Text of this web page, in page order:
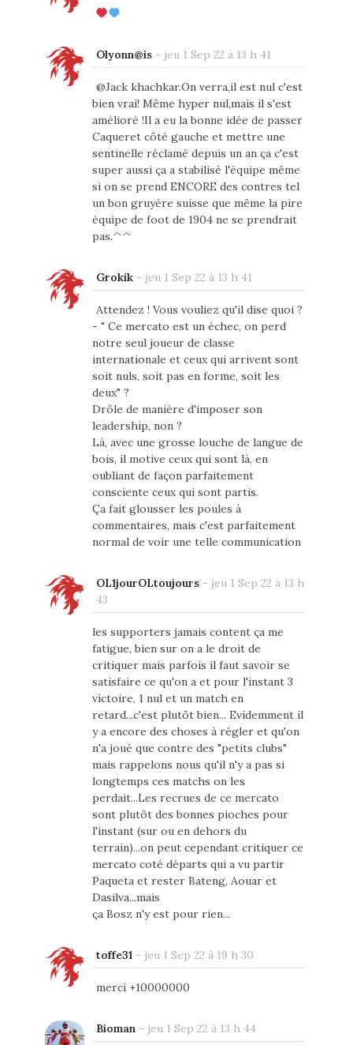
Olyonn@is- jeu 1 Sep 22 à 13 h 41
@Jack khachkar.On verra,il est nul c'est
bien vrai! Même hyper nul,mais il s'est
amélioré !Il a eu la bonne idée de passer
Caqueret côté gauche et mettre une
sentinelle réclamé depuis un an ça c'est
super aussi ça a stabilisé l'équipe même
si on se prend ENCORE des contres tel
un bon gruyère suisse que même la pire
équipe de foot de 1904 ne se prendrait
pas.^^
Grokik- jeu 1 Sep 22 à 13 h 41
Attendez ! Vous vouliez qu'il dise quoi ?
- " Ce mercato est un échec, on perd
notre seul joueur de classe
internationale et ceux qui arrivent sont
soit nuls, soit pas en forme, soit les
deux" ?
Drôle de manière d'imposer son
leadership, non ?
Là, avec une grosse louche de langue de
bois, il motive ceux qui sont là, en
oubliant de façon parfaitement
consciente ceux qui sont partis.
Ça fait glousser les poules à
commentaires, mais c'est parfaitement
normal de voir une telle communication
OL1jourOLtoujours- jeu 1 Sep 22 à 13 h
43
les supporters jamais content ça me
fatigue, bien sur on a le droit de
critiquer mais parfois il faut savoir se
satisfaire ce qu'on a et pour l'instant 3
victoire, 1 nul et un match en
retard...c'est plutôt bien... Evidemment il
y a encore des choses à régler et qu'on
n'a joué que contre des "petits clubs"
mais rappelons nous qu'il n'y a pas si
longtemps ces matchs on les
perdait...Les recrues de ce mercato
sont plutôt des bonnes pioches pour
l'instant (sur ou en dehors du
terrain)...on peut cependant critiquer ce
mercato coté départs qui a vu partir
Paqueta et rester Bateng, Aouar et
Dasilva...mais
ça Bosz n'y est pour rien...
toffe31 - jeu 1 Sep 22 à 19 h 30
merci +10000000
Bioman - jeu 1 Sep 22 à 13 h 44